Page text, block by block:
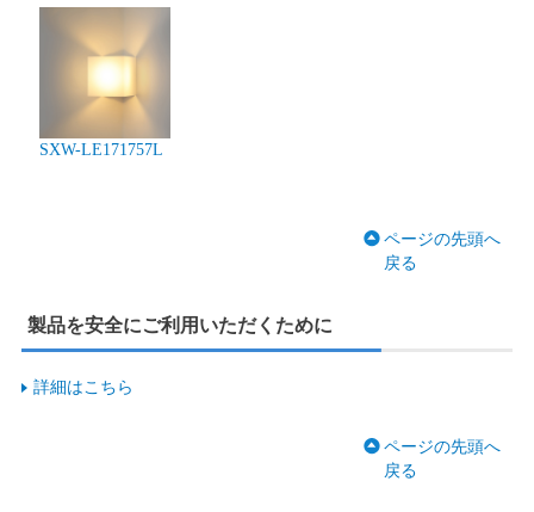
SXW-LE171757L
ページの先頭へ
戻る
製品を安全にご利用いただくために
詳細はこちら
ページの先頭へ
戻る